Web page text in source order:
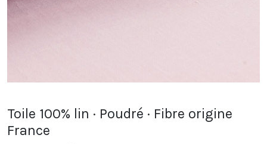
Toile 100% lin · Poudré · Fibre origine
France